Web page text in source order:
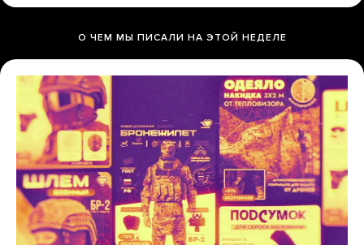
О ЧЕМ МЫ ПИСАЛИ НА ЭТОЙ НЕДЕЛЕ